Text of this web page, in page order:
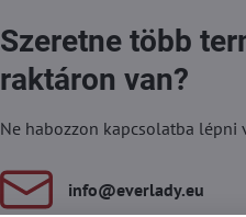
Szeretne több
raktáron van?
Ne habozzon kapcsolatba
info​@everlady​.eu